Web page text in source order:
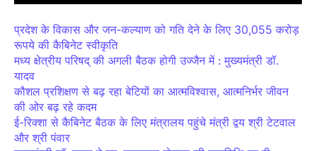
प्रदेश के विकास और जन-कल्याण को गति देने के लिए 30,055 करोड़
रूपये की कैबिनेट स्वीकृति
मध्य क्षेत्रीय परिषद् की अगली बैठक होगी उज्जैन में : मुख्यमंत्री डॉ.
यादव
कौशल प्रशिक्षण से बढ़ रहा बेटियों का आत्मविश्वास, आत्मनिर्भर जीवन
की ओर बढ़ रहे कदम
ई-रिक्शा से कैबिनेट बैठक के लिए मंत्रालय पहुंचे मंत्री द्वय श्री टेटवाल
और श्री पंवार